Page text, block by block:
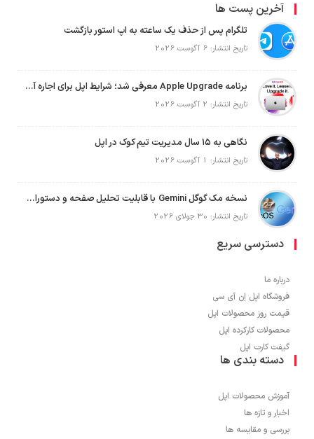
آخرین پست ها
تلگرام پس از حذف یک ساعته به اپ استور بازگشت
تاریخ انتشار: 6 آگوست 2026
برنامه Apple Upgrade معرفی شد؛ شرایط اپل برای اجاره آیفون، آیپد، مک و اپل واچ
تاریخ انتشار: 2 آگوست 2026
نگاهی به ۱۵ سال مدیریت تیم کوک در اپل
تاریخ انتشار: 1 آگوست 2026
نسخه مک گوگل Gemini با قابلیت تحلیل صفحه و دستورات صوتی در به‌روزرسانی جدید
تاریخ انتشار: 30 جولای 2026
دسترسی سریع
درباره ما
فروشگاه اپل اِن آی سی
قیمت روز محصولات اپل
محصولات کارکرده اپل
گیفت کارت اپل
دسته بندی ها
آموزش محصولات اپل
اخبار و تازه ها
بررسی و مقایسه ها